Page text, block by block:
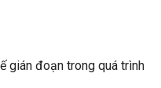
gián đoạn trong quá trình